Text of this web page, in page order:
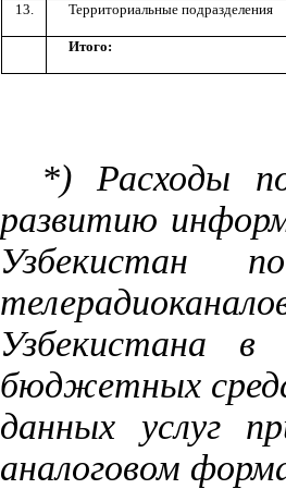
13. Территориальные подразделения
Итого:
*) Расходы
развитию
Узбекистан
Узбекистана
бюджетных
данных услуг
аналоговом